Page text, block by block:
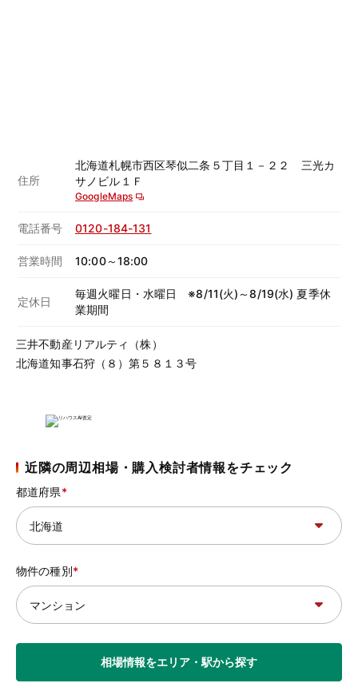
住所
北海道札幌市西区琴似二条５丁目１－２２ 三光カ
サノビル１Ｆ
GoogleMaps
電話番号 0120-184-131
営業時間 10:00～18:00
定休日
毎週火曜日・水曜日 ※8/11(火)～8/19(水) 夏季休
業期間
三井不動産リアルティ（株）
北海道知事石狩（８）第５８１３号
近隣の周辺相場・購入検討者情報をチェック
都道府県
物件の種別
相場情報をエリア・駅から探す